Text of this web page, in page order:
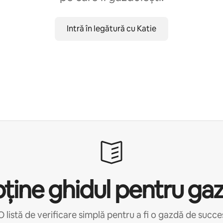
Intră în legătură cu Katie
ghidul pentru
listă de verificare simplă pentru a fi o gazdă de